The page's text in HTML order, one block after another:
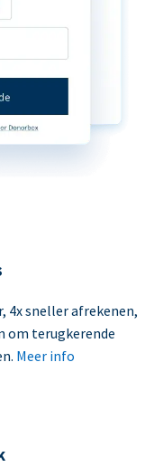
4x sneller afrekenen,
om terugkerende
Meer info